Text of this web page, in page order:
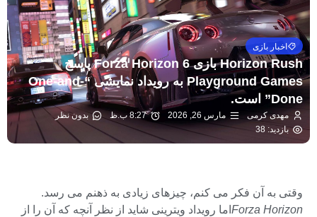
اخبار بازی
Horizon Rush بازی Forza Horizon 6 پاسخ
Playground Games به رویداد نمایشی “One-and-
Done” است.
مهدی کرمی مارس 26, 2026 8:27 ب.ظ
بدون نظر
بازدید: 38
وقتی به آن فکر می کنم، چیزهای زیادی به ذهنم می رسد.
Forza Horizon اما رویداد ویترینی شاید از نظر آنچه که آن را از